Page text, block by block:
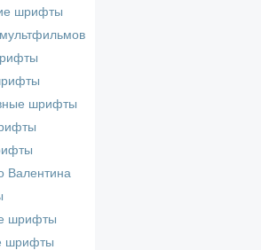
шрифты
шрифты
Валентина
шрифты
шрифты